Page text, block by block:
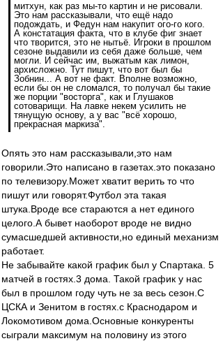
митхун, как раз мы-то картин и не рисовали.
Это нам рассказывали, что ещё надо
подождать, и Федун нам накупит ого-го кого.
А констатация факта, что в клубе фиг знает
что творится, это не нытьё. Игроки в прошлом
сезоне выдавили из себя даже больше, чем
могли. И сейчас им, выжатым как лимон,
архисложно. Тут пишут, что вот был бы
Зобнин... А вот не факт. Вполне возможно,
если бы он не сломался, то получал бы такие
же порции "восторга", как и Глушаков
сотоварищи. На лавке некем усилить не
тянущую основу, а у вас "всё хорошо,
прекрасная маркиза".
Опять это нам рассказывали,это нам
говорили.Это написано в газетах.это показано
по телевизору.Может хватит верить то что
пишут или говорят.Футбол эта такая
штука.Вроде все стараются а нет единого
целого.А бывет наоборот вроде не видно
сумасшедшей активности,но единый механизм
работает.
Не забывайте какой график был у Спартака. 5
матчей в гостях.3 дома. Такой график у нас
был в прошлом году чуть не за весь сезон.С
ЦСКА и Зенитом в гостях.с Краснодаром и
Локомотивом дома.Основные конкуренты
сыграли максимум на половину из этого